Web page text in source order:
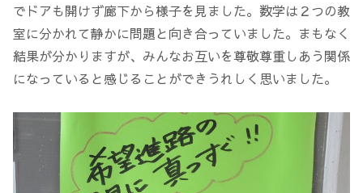
でドアも開けず廊下から様子を見ました。数学は２つの教
室に分かれて静かに問題と向き合っていました。まもなく
結果が分かりますが、みんなお互いを尊敬尊重しあう関係
になっていると感じることができうれしく思いました。